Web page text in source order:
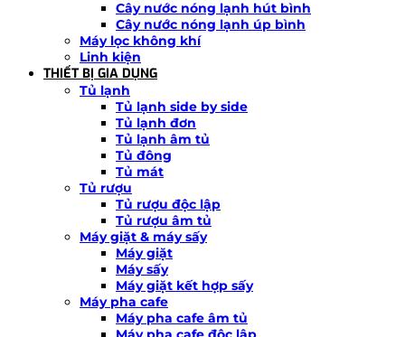
Cây nước nóng lạnh hút bình
Cây nước nóng lạnh úp bình
Máy lọc không khí
Linh kiện
THIẾT BỊ GIA DỤNG
Tủ lạnh
Tủ lạnh side by side
Tủ lạnh đơn
Tủ lạnh âm tủ
Tủ đông
Tủ mát
Tủ rượu
Tủ rượu độc lập
Tủ rượu âm tủ
Máy giặt & máy sấy
Máy giặt
Máy sấy
Máy giặt kết hợp sấy
Máy pha cafe
Máy pha cafe âm tủ